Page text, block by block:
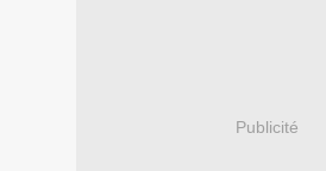
Publicité